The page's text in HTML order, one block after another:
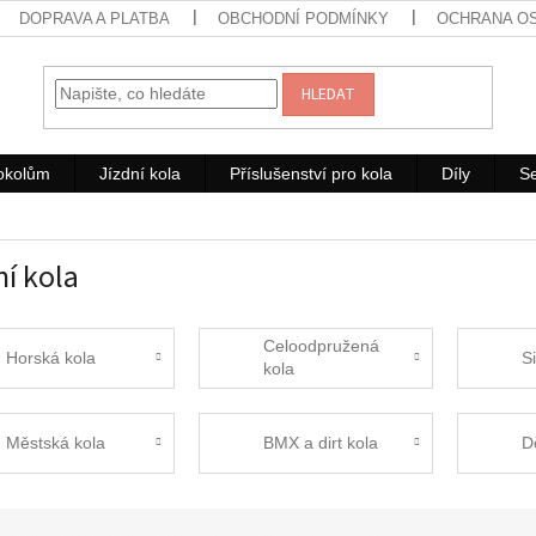
DOPRAVA A PLATBA OBCHODNÍ PODMÍNKY OCHRANA
HLEDAT
Jízdní kola Příslušenství pro kola Díly
kola
Horská kola
Celoodpružená
kola
Městská kola BMX a dirt kola